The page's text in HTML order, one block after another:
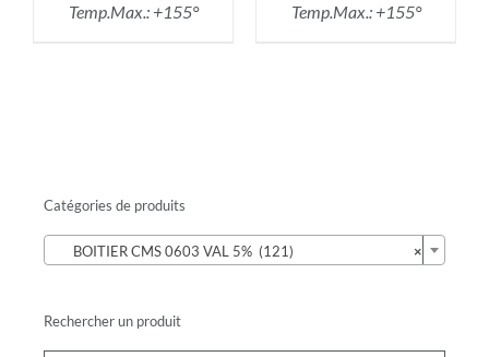
Temp.Max.: +155°
Temp.Max.: +155°
Catégories de produits
×
BOITIER CMS 0603 VAL 5% (121)
Rechercher un produit